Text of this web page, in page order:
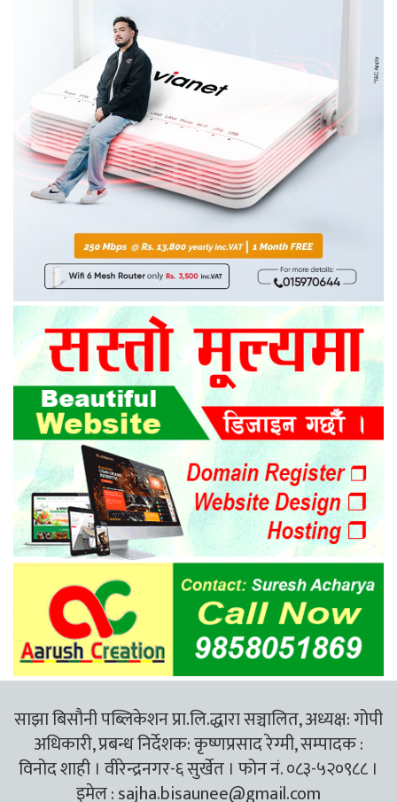
साझा बिसौनी पब्लिकेशन प्रा.लि.द्धारा सञ्चालित, अध्यक्ष: गोपी
अधिकारी, प्रबन्ध निर्देशक: कृष्णप्रसाद रेग्मी, सम्पादक :
विनोद शाही । वीरेन्द्रनगर-६ सुर्खेत । फोन नं. ०८३-५२०९८८ ।
इमेल :sajha.bisaunee@gmail.com